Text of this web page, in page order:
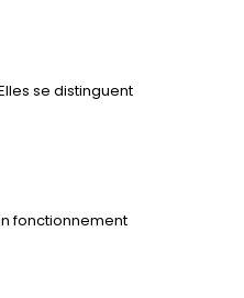
se distinguent
fonctionnement